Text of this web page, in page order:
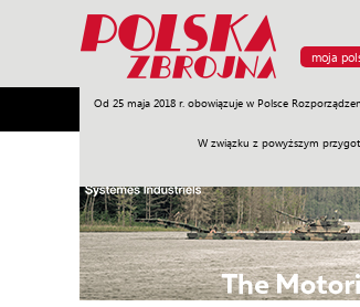
moja
Od 25 maja 2018 r. obowiązuje w Polsce
W związku z powyższym
Armia Poligon Sprzęt Misje